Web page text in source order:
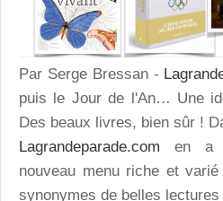
Par Serge Bressan -
puis le Jour de l'An… Une
Des beaux livres, bien sûr !
Lagrandeparade.com en a
nouveau menu riche et
synonymes de belles